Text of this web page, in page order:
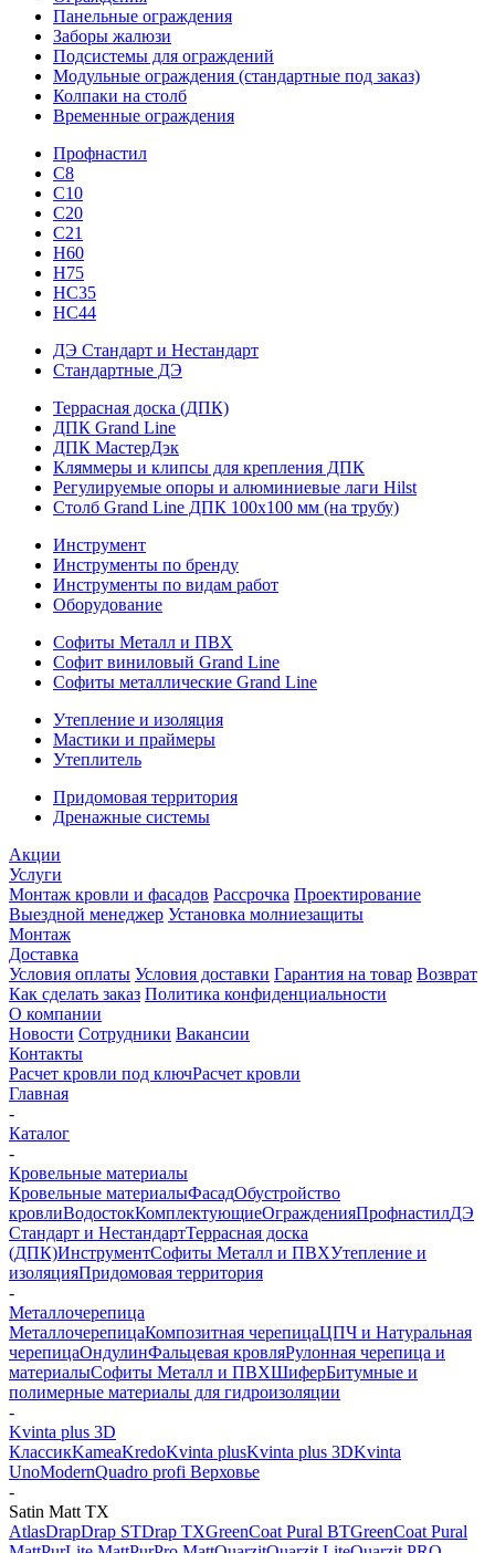
Панельные ограждения
Заборы жалюзи
Подсистемы для ограждений
Модульные ограждения (стандартные под заказ)
Колпаки на столб
Временные ограждения
Профнастил
С8
С10
С20
С21
H60
H75
HС35
НС44
ДЭ Стандарт и Нестандарт
Стандартные ДЭ
Террасная доска (ДПК)
ДПК Grand Line
ДПК МастерДэк
Кляммеры и клипсы для крепления ДПК
Регулируемые опоры и алюминиевые лаги Hilst
Столб Grand Line ДПК 100х100 мм (на трубу)
Инструмент
Инструменты по бренду
Инструменты по видам работ
Оборудование
Софиты Металл и ПВХ
Софит виниловый Grand Line
Софиты металлические Grand Line
Утепление и изоляция
Мастики и праймеры
Утеплитель
Придомовая территория
Дренажные системы
Акции
Услуги
Монтаж кровли и фасадов Рассрочка Проектирование
Выездной менеджер Установка молниезащиты
Монтаж
Доставка
Условия оплаты Условия доставки Гарантия на товар Возврат
Как сделать заказ Политика конфиденциальности
О компании
Новости Сотрудники Вакансии
Контакты
Расчет кровли под ключРасчет кровли
Главная
-
Каталог
-
Кровельные материалы
Кровельные материалыФасадОбустройство
кровлиВодостокКомплектующиеОгражденияПрофнастилДЭ
Стандарт и НестандартТеррасная доска
(ДПК)ИнструментСофиты Металл и ПВХУтепление и
изоляцияПридомовая территория
-
Металлочерепица
МеталлочерепицаКомпозитная черепицаЦПЧ и Натуральная
черепицаОндулинФальцевая кровляРулонная черепица и
материалыСофиты Металл и ПВХШиферБитумные и
полимерные материалы для гидроизоляции
-
Kvinta plus 3D
КлассикKameaKredoKvinta plusKvinta plus 3DKvinta
UnoModernQuadro profi Верховье
-
Satin Matt TX
AtlasDrapDrap STDrap TXGreenСoat Pural BTGreenСoat Pural